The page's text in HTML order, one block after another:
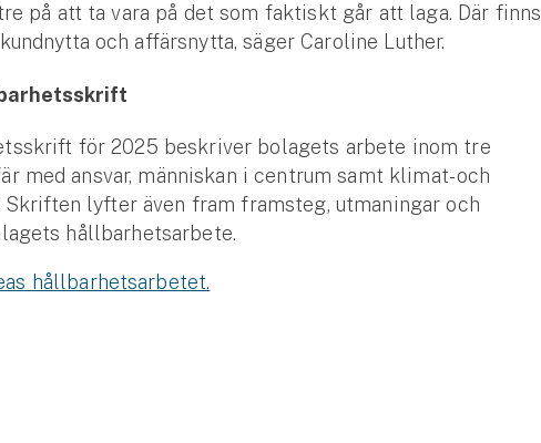
på att ta vara på det som faktiskt går att laga. Där finns
och affärsnytta, säger Caroline Luther.
för 2025 beskriver bolagets arbete inom tre
med ansvar, människan i centrum samt klimat- och
lyfter även fram framsteg, utmaningar och
hållbarhetsarbete.
hållbarhetsarbetet.